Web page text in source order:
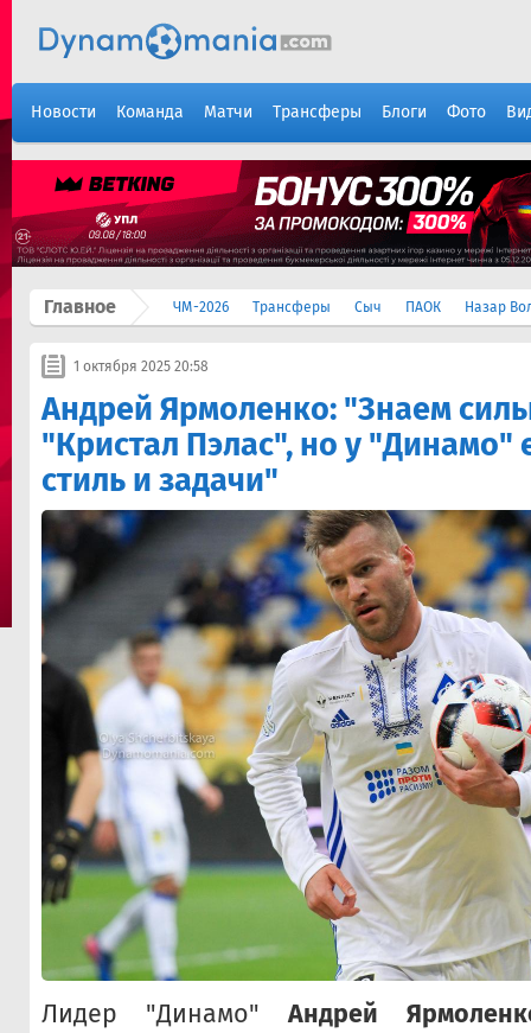
Новости Команда Матчи Трансферы Блоги Фото
Главное ЧМ-2026 Трансферы Сыч ПАОК Назар
1 октября 2025 20:58
Андрей Ярмоленко: "Знаем
"Кристал Пэлас", но у "Динамо"
стиль и задачи"
Лидер "Динамо"Андрей